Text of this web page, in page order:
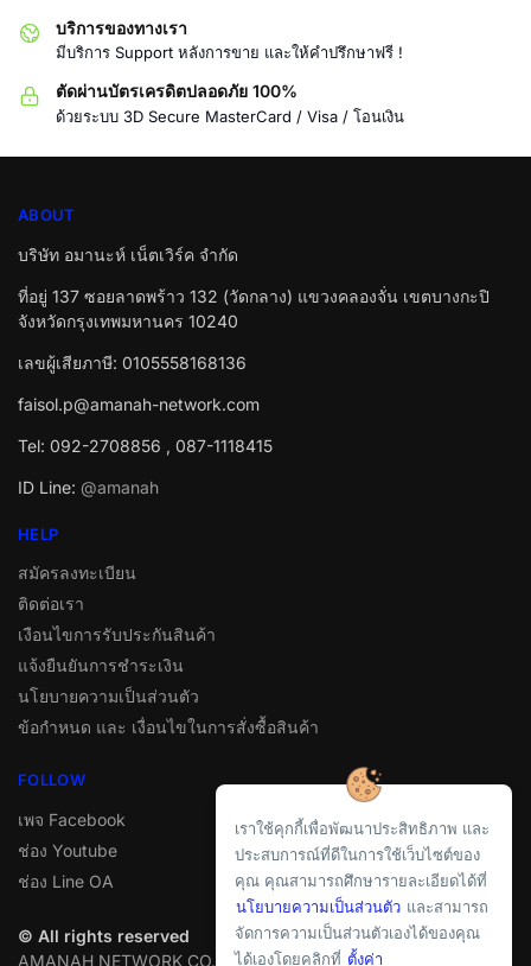
บริการของทางเรา
มีบริการ Support หลังการขาย และให้คำปรึกษาฟรี !
ตัดผ่านบัตรเครดิตปลอดภัย 100%
ด้วยระบบ 3D Secure MasterCard / Visa / โอนเงิน
ABOUT
บริษัท อมานะห์ เน็ตเวิร์ค จำกัด
ที่อยู่ 137 ซอยลาดพร้าว 132 (วัดกลาง) แขวงคลองจั่น เขตบางกะปิ
จังหวัดกรุงเทพมหานคร 10240
เลขผู้เสียภาษี: 0105558168136
faisol.p@amanah-network.com
Tel: 092-2708856 , 087-1118415
ID Line: @amanah
HELP
สมัครลงทะเบียน
ติดต่อเรา
เงือนไขการรับประกันสินค้า
แจ้งยืนยันการชำระเงิน
นโยบายความเป็นส่วนตัว
ข้อกำหนด และ เงื่อนไขในการสั่งซื้อสินค้า
FOLLOW
เพจ Facebook
ช่อง Youtube
ช่อง Line OA
© All rights reserved
AMANAH NETWORK CO.,LTD
เราใช้คุกกี้เพื่อพัฒนาประสิทธิภาพ และ
ประสบการณ์ที่ดีในการใช้เว็บไซต์ของ
คุณ คุณสามารถศึกษารายละเอียดได้ที่
นโยบายความเป็นส่วนตัว และสามารถ
จัดการความเป็นส่วนตัวเองได้ของคุณ
ได้เองโดยคลิกที่ ตั้งค่า